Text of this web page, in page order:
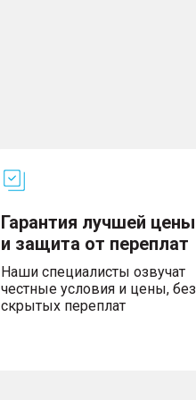
Гарантия лучшей цены
и защита от переплат
Наши специалисты озвучат
честные условия и цены, без
скрытых переплат